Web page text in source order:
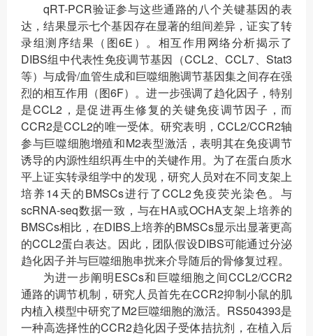
qRT-PCR验证参与这些通路的八个关键基因的表
达，结果显示七个基因存在显著的组间差异，证实了转
录组测序结果（图6E）。相互作用网络分析揭示了
DIBS组中代表性免疫调节基因（CCL2、CCL7、Stat3
等）与成骨/血管生成和巨噬细胞调节基因集之间存在强
烈的相互作用（图6F）。进一步强调了趋化因子，特别
是CCL2，是促进再生修复的关键免疫调节因子，而
CCR2是CCL2的唯一受体。研究表明，CCL2/CCR2轴
参与巨噬细胞增殖和M2表型激活，表明其在免疫调节
诱导的内源性组织再生中的关键作用。为了在蛋白质水
平上证实转录组学中的发现，研究人员对在不同支架上
培养14天的BMSCs进行了CCL2免疫荧光染色。与
scRNA-seq数据一致，与在HA或OCHA支架上培养的
BMSCs相比，在DIBS上培养的BMSCs显示出显著更高
的CCL2蛋白表达。因此，团队假设DIBS可能通过分泌
趋化因子并与巨噬细胞串扰来介导随后的骨修复过程。
为进一步阐明ESCs和巨噬细胞之间CCL2/CCR2
通路的调节机制，研究人员首先在CCR2抑制小鼠的肌
内植入模型中研究了M2巨噬细胞的激活。RS504393是
一种高选择性的CCR2趋化因子受体拮抗剂，在植入后